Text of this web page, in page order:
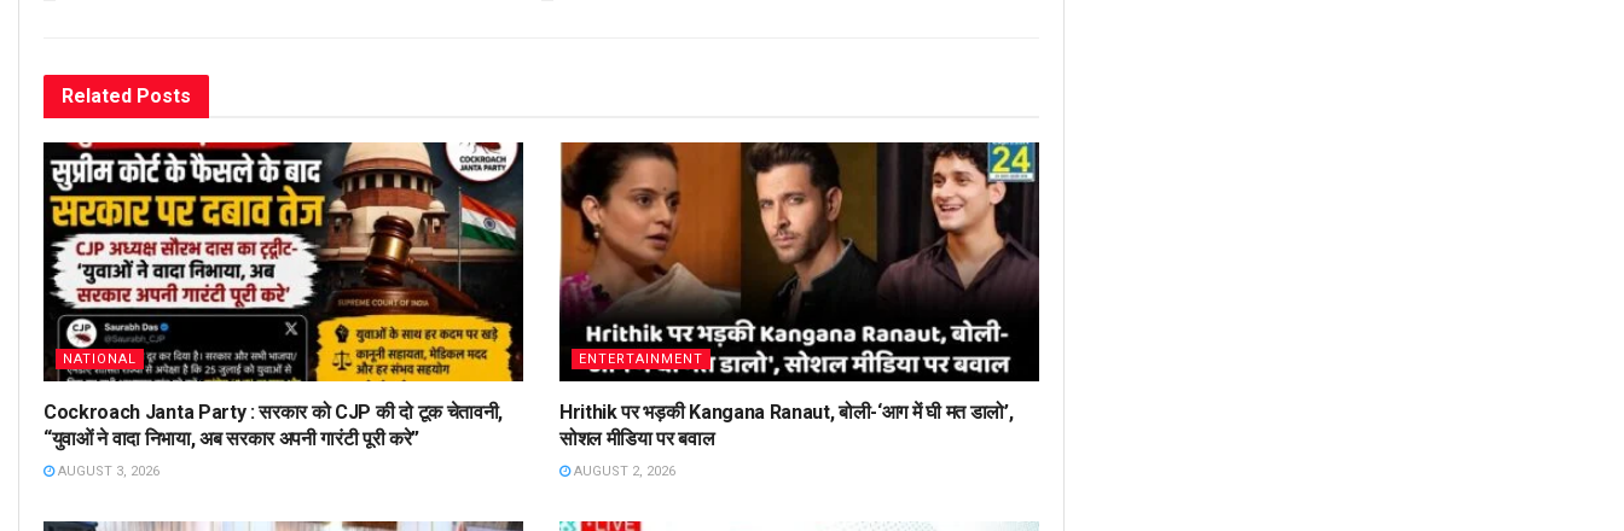
Related Posts
NATIONAL
Cockroach Janta Party : सरकार को CJP की दो टूक चेतावनी,
“युवाओं ने वादा निभाया, अब सरकार अपनी गारंटी पूरी करे”
AUGUST 3, 2026
ENTERTAINMENT
Hrithik पर भड़की Kangana Ranaut, बोली-‘आग में घी मत डालो’,
सोशल मीडिया पर बवाल
AUGUST 2, 2026